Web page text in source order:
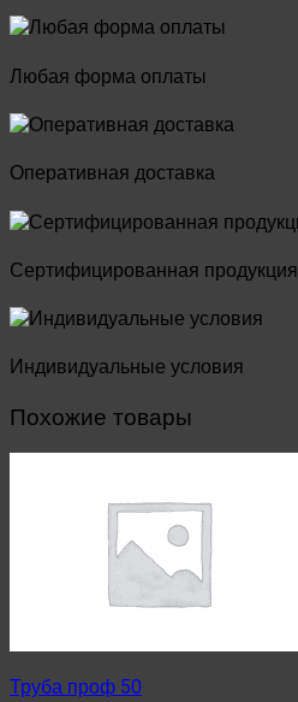
Любая форма оплаты
Оперативная доставка
Сертифицированная продукция
Индивидуальные условия
Похожие товары
Труба проф 50